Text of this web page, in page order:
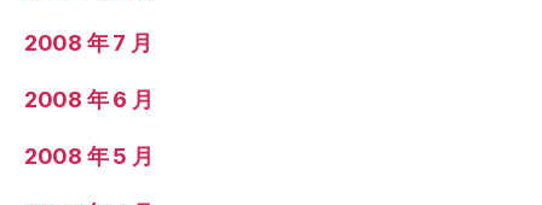
2008 年 7 月
2008 年 6 月
2008 年 5 月